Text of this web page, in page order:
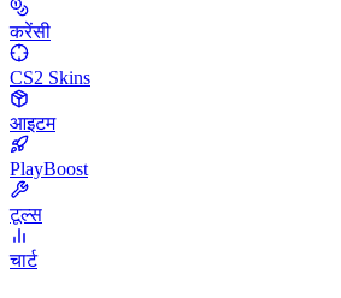
करेंसी
CS2 Skins
आइटम
PlayBoost
टूल्स
चार्ट